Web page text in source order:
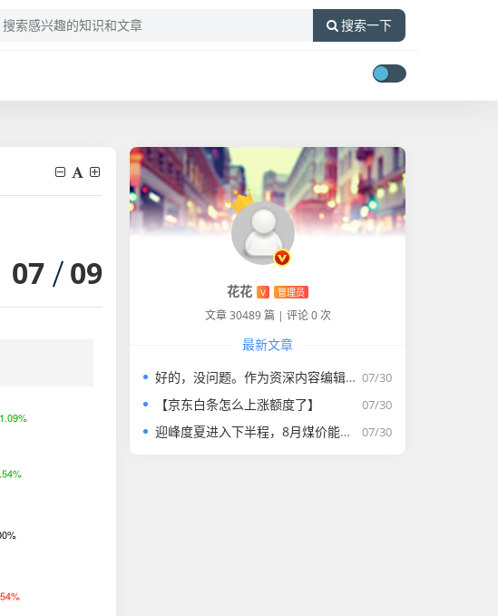
搜索一下
07 09 花花 V 管理员
文章 30489 篇 | 评论 0 次
最新文章
07/30
好的，没问题。作为资深内容编辑，我将为您打造一篇符合要求的专业教程文章。
07/30
【京东白条怎么上涨额度了】
07/30
迎峰度夏进入下半程，8月煤价能否走强？